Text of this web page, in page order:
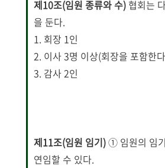
제10조(임원 종류와 수) 협회는
을 둔다.
1. 회장 1인
2. 이사 3명 이상(회장을 포함한
3. 감사 2인
제11조(임원 임기)① 임원의 임
연임할 수 있다.